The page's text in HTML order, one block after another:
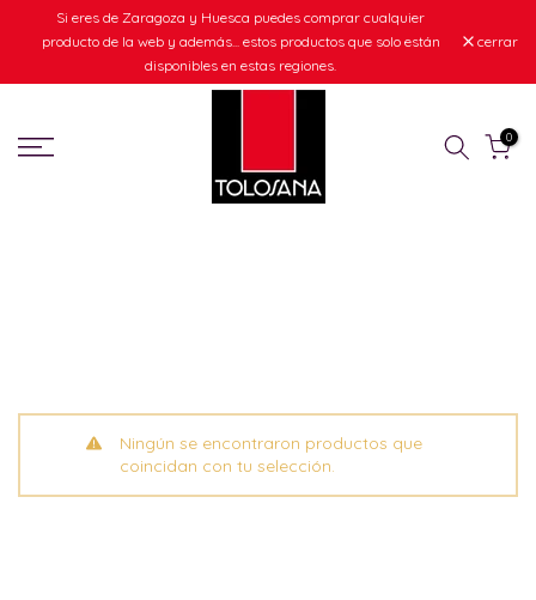
contenido
Si eres de Zaragoza y Huesca puedes comprar cualquier
producto de la web y además... estos productos que solo están
disponibles en estas regiones.
cerrar
0
Ningún se encontraron productos que
coincidan con tu selección.